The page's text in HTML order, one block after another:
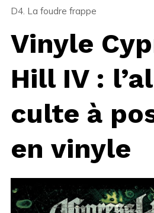
D4. La foudre frappe
Vinyle
Hill IV :
culte à
en vinyle